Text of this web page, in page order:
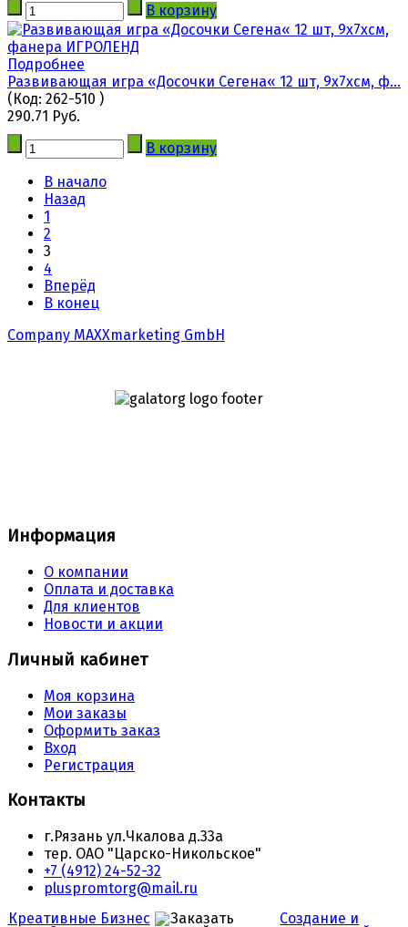
В корзину
Подробнее
Развивающая игра «Досочки Сегена« 12 шт, 9х7хсм, ф...
(Код: 262-510 )
290.71 Руб.
В корзину
В начало
Назад
1
2
3
4
Вперёд
В конец
Company MAXXmarketing GmbH
Информация
О компании
Оплата и доставка
Для клиентов
Новости и акции
Личный кабинет
Моя корзина
Мои заказы
Оформить заказ
Вход
Регистрация
Контакты
г.Рязань ул.Чкалова д.33а
тер. ОАО "Царско-Никольское"
+7 (4912) 24-52-32
pluspromtorg@mail.ru
Креативные Бизнес
Создание и